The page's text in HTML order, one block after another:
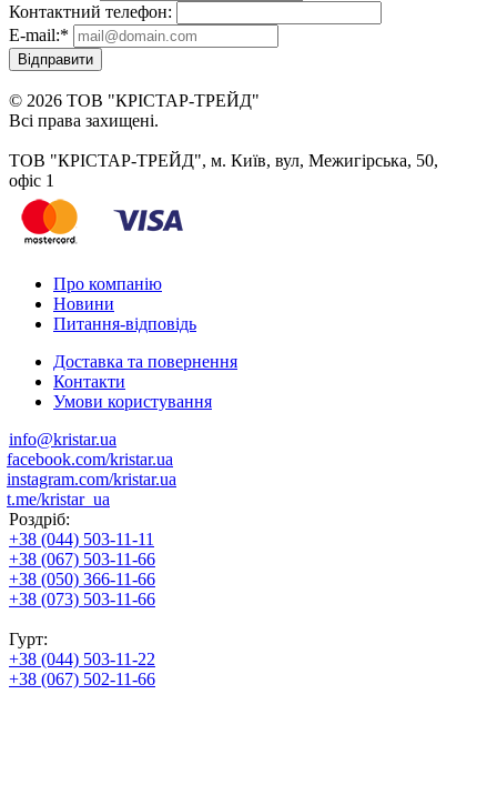
Контактний телефон:
E-mail:*
Відправити
© 2026 ТОВ "КРІСТАР-ТРЕЙД"
Всі права захищені.
ТОВ "КРІСТАР-ТРЕЙД", м. Київ, вул, Межигірська, 50,
офіс 1
Про компанію
Новини
Питання-відповідь
Доставка та повернення
Контакти
Умови користування
info@kristar.ua
facebook.com/kristar.ua
instagram.com/kristar.ua
t.me/kristar_ua
Роздріб:
+38 (044) 503-11-11
+38 (067) 503-11-66
+38 (050) 366-11-66
+38 (073) 503-11-66
Гурт:
+38 (044) 503-11-22
+38 (067) 502-11-66